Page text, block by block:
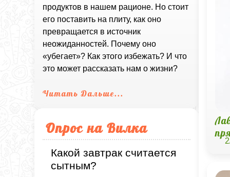
продуктов в нашем рационе. Но стоит
его поставить на плиту, как оно
превращается в источник
неожиданностей. Почему оно
«убегает»? Как этого избежать? И что
это может рассказать нам о жизни?
Читать Дальше...
Опрос на Вилка
Какой завтрак считается
сытным?